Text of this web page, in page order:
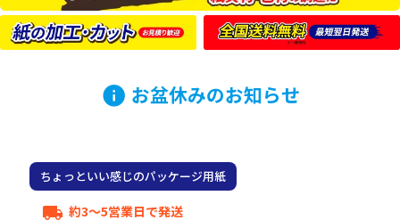
info お盆休みのお知らせ
ちょっといい感じのパッケージ用紙
local_shipping 約3～5営業日で発送